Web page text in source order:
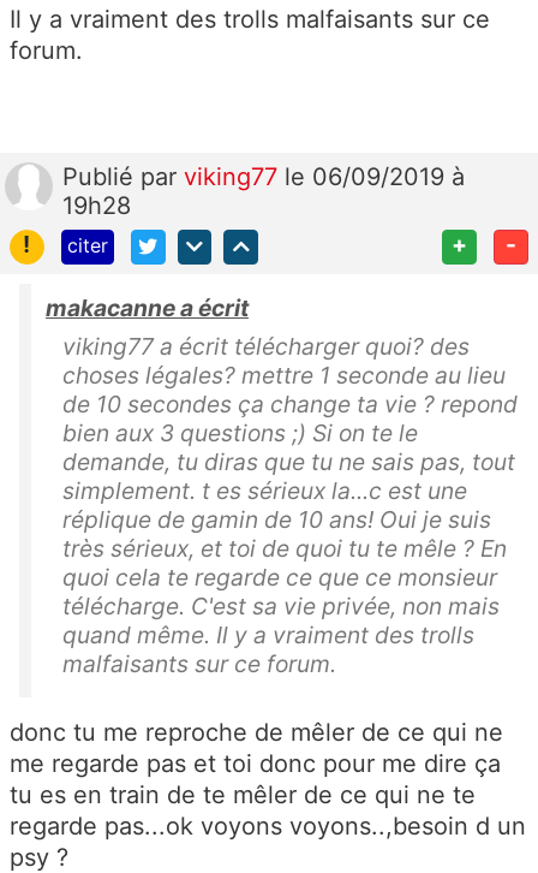
Il y a vraiment des trolls malfaisants sur ce
forum.
Publié par viking77 le 06/09/2019 à
19h28
!
citer + -
makacanne a écrit
viking77 a écrit télécharger quoi? des
choses légales? mettre 1 seconde au lieu
de 10 secondes ça change ta vie ? repond
bien aux 3 questions ;) Si on te le
demande, tu diras que tu ne sais pas, tout
simplement. t es sérieux la...c est une
réplique de gamin de 10 ans! Oui je suis
très sérieux, et toi de quoi tu te mêle ? En
quoi cela te regarde ce que ce monsieur
télécharge. C'est sa vie privée, non mais
quand même. Il y a vraiment des trolls
malfaisants sur ce forum.
donc tu me reproche de mêler de ce qui ne
me regarde pas et toi donc pour me dire ça
tu es en train de te mêler de ce qui ne te
regarde pas...ok voyons voyons..,besoin d un
psy ?